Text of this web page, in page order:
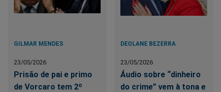
GILMAR MENDES
23/05/2026
Prisão de pai e primo
de Vorcaro tem 2º
DEOLANE BEZERRA
23/05/2026
Áudio sobre “dinheiro
do crime” vem à tona e